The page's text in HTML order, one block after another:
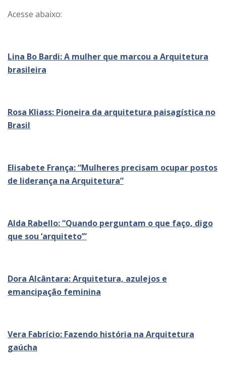
Acesse abaixo:
Lina Bo Bardi: A mulher que marcou a Arquitetura
brasileira
Rosa Kliass: Pioneira da arquitetura paisagística no
Brasil
Elisabete França: “Mulheres precisam ocupar postos
de liderança na Arquitetura”
Alda Rabello: “Quando perguntam o que faço, digo
que sou ‘arquiteto’”
Dora Alcântara: Arquitetura, azulejos e
emancipação feminina
Vera Fabrício: Fazendo história na Arquitetura
gaúcha